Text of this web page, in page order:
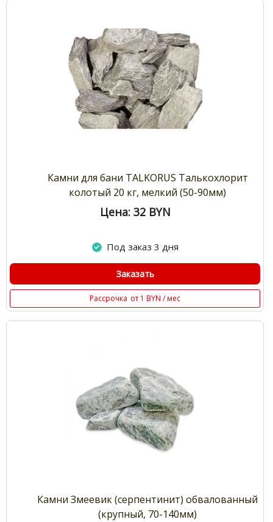
Камни для бани TALKORUS Талькохлорит
колотый 20 кг, мелкий (50-90мм)
Цена: 32 BYN
Под заказ 3 дня
Заказать
Рассрочка от 1 BYN / мес
Камни Змеевик (серпентинит) обвалованный
(крупный, 70-140мм)